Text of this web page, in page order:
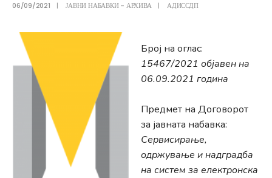
06/09/2021 | ЈАВНИ НАБАВКИ - АРХИВА | АДИССДП
Број на оглас:
15467/2021 објавен на
06.09.2021 година
Предмет на Договорот
за јавната набавка:
Сервисирање,
одржување и надградба
на систем за електронска